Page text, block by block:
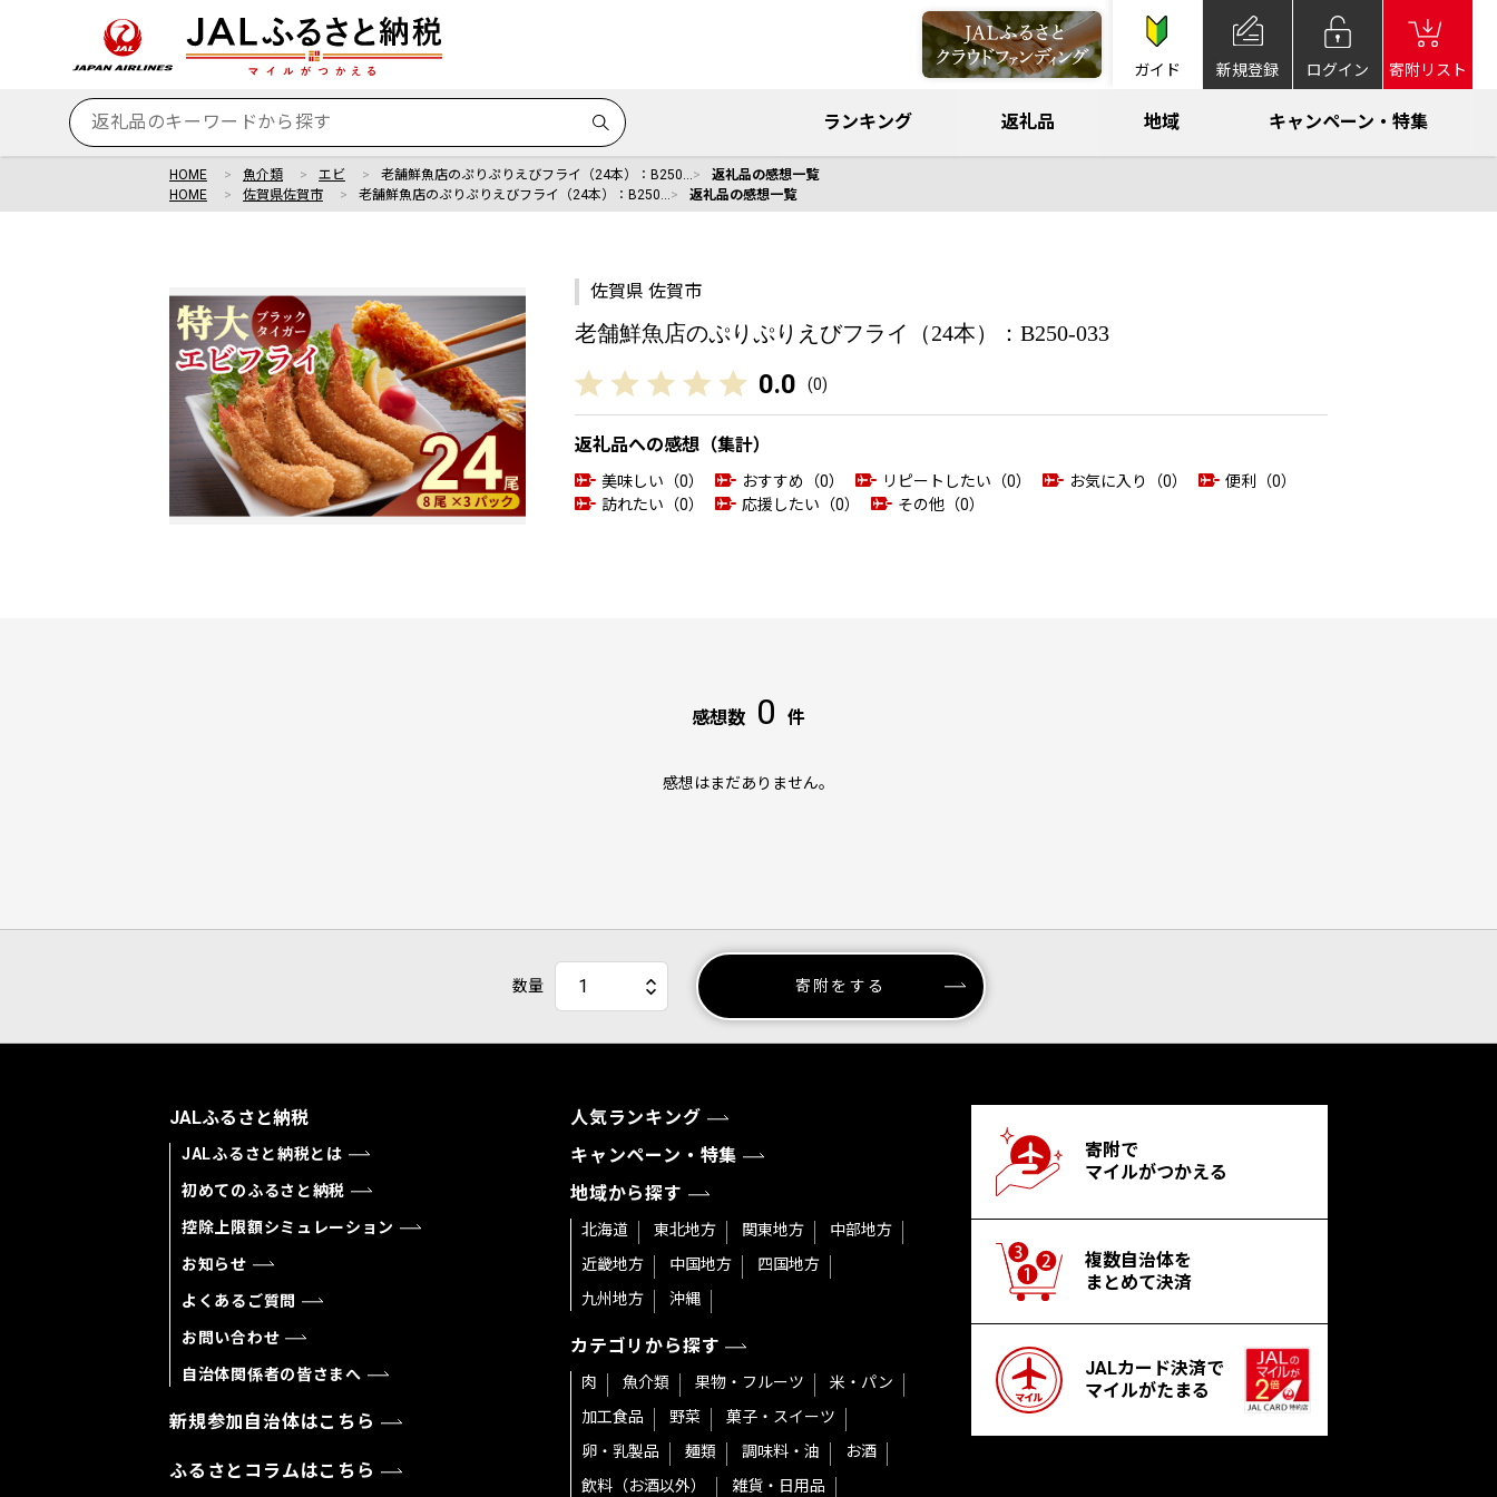
ガイド 新規登録 ログイン 寄附リスト
ランキング 返礼品 地域 キャンペーン・特集
HOME 魚介類 エビ 老舗鮮魚店のぷりぷりえびフライ（24本）：B250…
返礼品の感想一覧
HOME
佐賀県佐賀市 老舗鮮魚店のぷりぷりえびフライ（24本）：B250… 返礼品の感想一覧
佐賀県 佐賀市
老舗鮮魚店のぷりぷりえびフライ（24本）：B250-033
0.0 (0)
返礼品への感想（集計）
美味しい（0） おすすめ（0） リピートしたい（0） お気に入り（0）
便利（0）
訪れたい（0）
応援したい（0） その他（0）
感想数 0 件
感想はまだありません。
数量 寄附をする
JALふるさと納税
JALふるさと納税とは
初めてのふるさと納税
控除上限額シミュレーション
お知らせ
よくあるご質問
お問い合わせ
自治体関係者の皆さまへ
新規参加自治体はこちら
ふるさとコラムはこちら
人気ランキング
キャンペーン・特集
地域から探す
北海道 東北地方 関東地方
中部地方
近畿地方
中国地方
四国地方
九州地方
沖縄
カテゴリから探す
肉 魚介類 果物・フルーツ
米・パン
加工食品
野菜
菓子・スイーツ
卵・乳製品
麺類 調味料・油
お酒
飲料（お酒以外）
雑貨・日用品
寄附で
マイルがつかえる
複数自治体を
まとめて決済
JALカード決済で
マイルがたまる